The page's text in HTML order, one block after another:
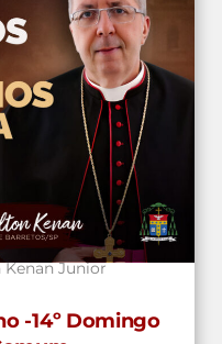
Junior
-14º Domingo